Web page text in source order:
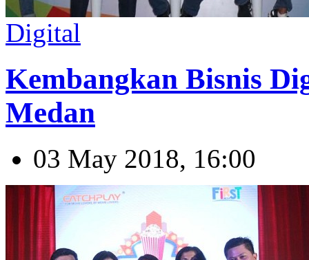
Digital
Kembangkan Bisnis
Medan
03 May 2018, 16:00